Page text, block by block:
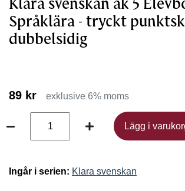
Språklära - tryckt
dubbelsidig
89 kr exklusive 6% moms
Lägg i
Lägg i
Ingår i serien: Klara svenskan